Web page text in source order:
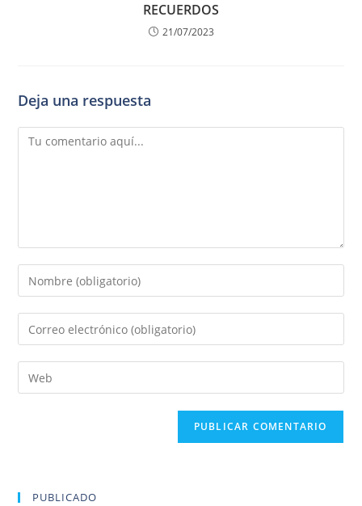
RECUERDOS
21/07/2023
Deja una respuesta
Comentario
Introduce
tu
nombre
de
usuario
Introduce
tu
dirección
de
Introduce
la
(opcional)
PUBLICADO